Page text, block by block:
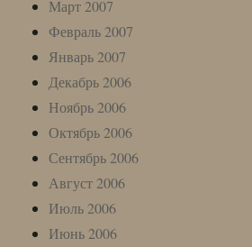
Март 2007
Февраль 2007
Январь 2007
Декабрь 2006
Ноябрь 2006
Октябрь 2006
Сентябрь 2006
Август 2006
Июль 2006
Июнь 2006